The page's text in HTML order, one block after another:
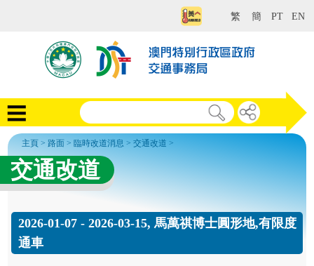
繁 簡 PT EN
主頁 >路面 > 臨時改道消息 >交通改道 >
交通改道
2026-01-07 - 2026-03-15, 馬萬祺博士圓形地,有限度
通車